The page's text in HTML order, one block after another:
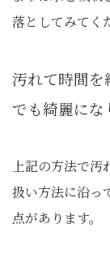
落としてみてく
汚れて時間
でも綺麗にな
上記の方法で
扱い方法に沿っ
点があります。